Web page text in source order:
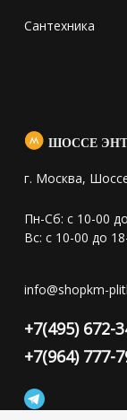
Сантехника
ШОССЕ
г. Москва,
Пн-Сб: с 10-00
Вс: с 10-00 до
info@shopkm-
+7(495) 672-
+7(964) 777-